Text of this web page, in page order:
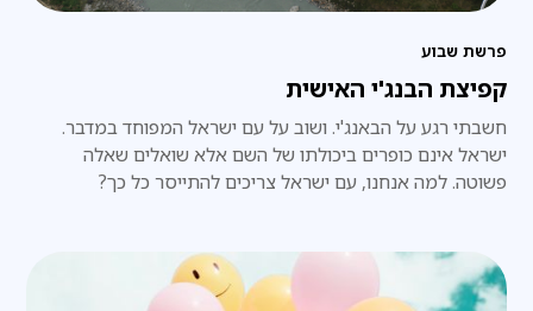
פרשת שבוע
קפיצת הבנג'י האישית
חשבתי רגע על הבאנג'י. ושוב על עם ישראל המפוחד במדבר.
ישראל אינם כופרים ביכולתו של השם אלא שואלים שאלה
פשוטה. למה אנחנו, עם ישראל צריכים להתייסר כל כך?